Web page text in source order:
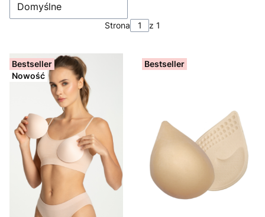
Domyślne
Strona z 1
Bestseller
Nowość
Bestseller